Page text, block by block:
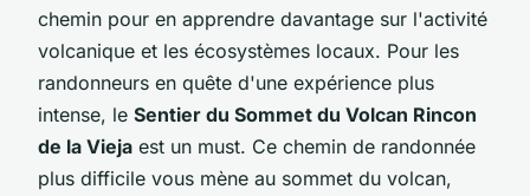
chemin pour en apprendre davantage sur l'activité
volcanique et les écosystèmes locaux. Pour les
randonneurs en quête d'une expérience plus
intense, le Sentier du Sommet du Volcan Rincon
de la Vieja est un must. Ce chemin de randonnée
plus difficile vous mène au sommet du volcan,